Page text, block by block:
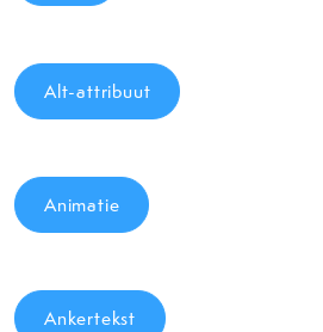
Alt-attribuut
Animatie
Ankertekst